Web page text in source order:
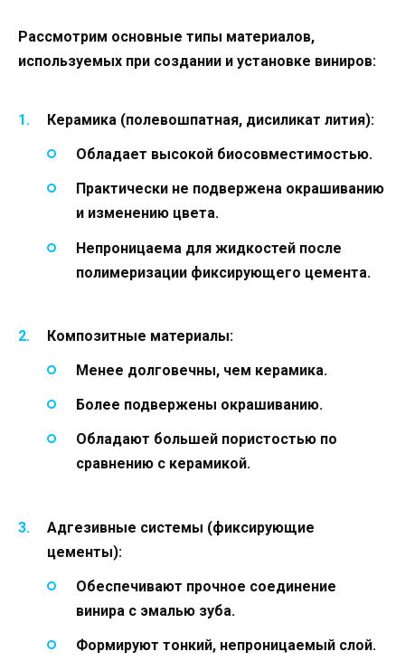
Рассмотрим основные типы материалов,
используемых при создании и установке виниров:
Керамика (полевошпатная, дисиликат лития):
Обладает высокой биосовместимостью.
Практически не подвержена окрашиванию
и изменению цвета.
Непроницаема для жидкостей после
полимеризации фиксирующего цемента.
Композитные материалы:
Менее долговечны, чем керамика.
Более подвержены окрашиванию.
Обладают большей пористостью по
сравнению с керамикой.
Адгезивные системы (фиксирующие
цементы):
Обеспечивают прочное соединение
винира с эмалью зуба.
Формируют тонкий, непроницаемый слой.